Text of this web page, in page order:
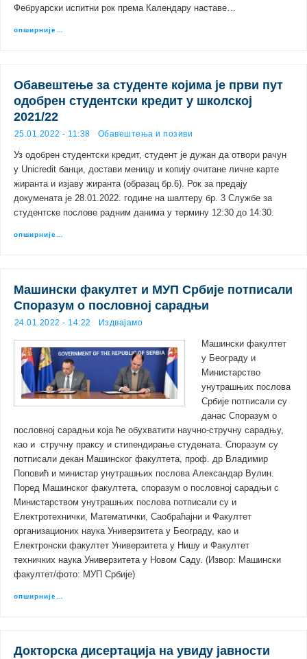
Фебруарски испитни рок према Календару наставе…
опширније…
Обавештење за студенте којима је први пут
одобрен студентски кредит у школској
2021/22
25.01.2022 - 11:38 Обавештења и позиви
Уз одобрен студентски кредит, студент је дужан да отвори рачун
у Unicredit банци, достави меницу и копију очитане личне карте
жиранта и изјаву жиранта (образац бр.6). Рок за предају
докумената је 28.01.2022. године на шалтеру бр. 3 Службе за
студентске послове радним данима у термину 12:30 до 14:30.
опширније…
Машински факултет и МУП Србије потписали
Споразум о пословној сарадњи
24.01.2022 - 14:22 Издвајамо
Машински факултет
у Београду и
Министарство
унутрашњих послова
Србије потписали су
данас Споразум о
пословној сарадњи која ће обухватити научно-стручну сарадњу,
као и стручну праксу и стипендирање студената. Споразум су
потписали декан Машинског факултета, проф. др Владимир
Поповић и министар унутрашњих послова Александар Вулин.
Поред Машинског факултета, споразум о пословној сарадњи с
Министарством унутрашњих послова потписали су и
Електротехнички, Математички, Саобраћајни и Факултет
организационих наука Универзитета у Београду, као и
Електронски факултет Универзитета у Нишу и Факултет
техничких наука Универзитета у Новом Саду. (Извор: Машински
факултет/фото: МУП Србије)
опширније…
Докторска дисертација на увиду јавности